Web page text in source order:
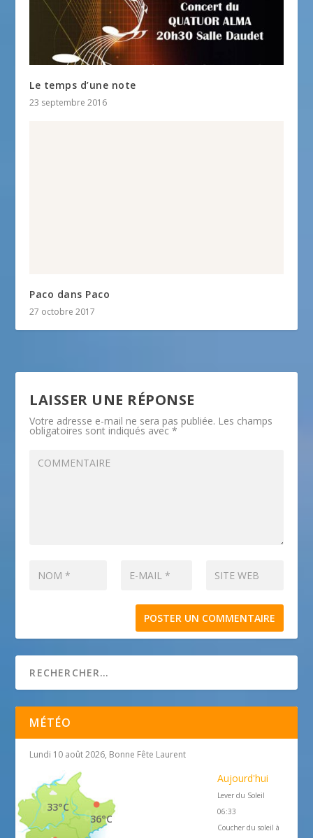
Le temps d’une note
23 septembre 2016
Paco dans Paco
27 octobre 2017
LAISSER UNE RÉPONSE
Votre adresse e-mail ne sera pas publiée. Les champs
obligatoires sont indiqués avec*
MÉTÉO
Lundi 10 août 2026, Bonne Fête Laurent
36°C
33°C
Aujourd'hui
Lever du Soleil
06:33
Coucher du soleil à